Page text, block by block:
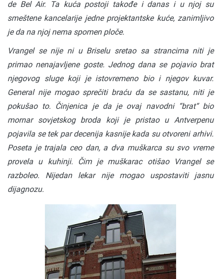
de Bel Air. Ta kuća postoji takođe i danas i u njoj su
smeštene kancelarije jedne projektantske kuće, zanimljivo
je da na njoj nema spomen ploče.
Vrangel se nije ni u Briselu sretao sa strancima niti je
primao nenajavljene goste. Jednog dana se pojavio brat
njegovog sluge koji je istovremeno bio i njegov kuvar.
General nije mogao sprečiti braću da se sastanu, niti je
pokušao to. Činjenica je da je ovaj navodni “brat“ bio
mornar sovjetskog broda koji je pristao u Antverpenu
pojavila se tek par decenija kasnije kada su otvoreni arhivi.
Poseta je trajala ceo dan, a dva muškarca su svo vreme
provela u kuhinji. Čim je muškarac otišao Vrangel se
razboleo. Nijedan lekar nije mogao uspostaviti jasnu
dijagnozu.